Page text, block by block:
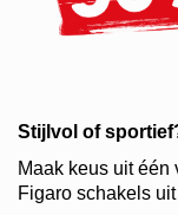
Stijlvol of
Maak keus uit
Figaro schakels